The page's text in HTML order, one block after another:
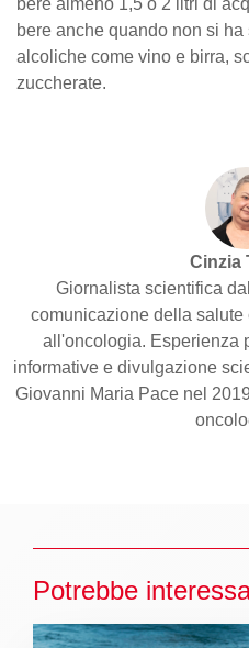
bere anche quando non si
alcoliche come vino e birra,
zuccherate.
Cinzia
Giornalista scientifica
comunicazione della
all'oncologia. Esperienza
informative e divulgazione
Giovanni Maria Pace nel
Potrebbe